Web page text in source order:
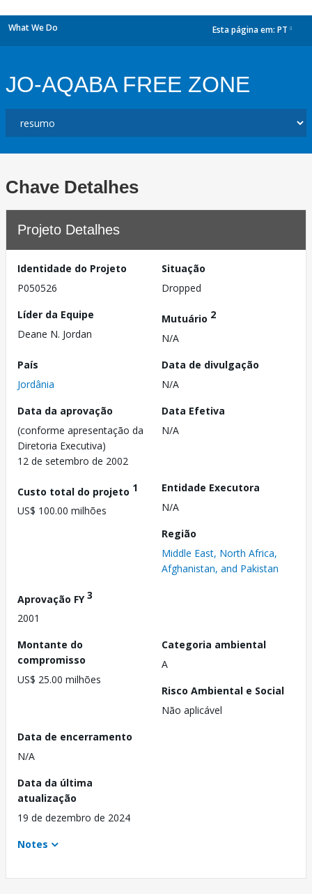
What We Do Esta página em: PT
JO-AQABA FREE ZONE
Chave Detalhes
Projeto Detalhes
Identidade do Projeto
P050526
Situação
Dropped
Líder da Equipe
Deane N. Jordan
Mutuário 2
N/A
País
Jordânia
Data de divulgação
N/A
Data da aprovação
(conforme apresentação da
Diretoria Executiva)
12 de setembro de 2002
Data Efetiva
N/A
Custo total do projeto 1
US$ 100.00 milhões
Entidade Executora
N/A
Região
Middle East, North Africa,
Afghanistan, and Pakistan
Aprovação FY3
2001
Montante do
compromisso
US$ 25.00 milhões
Categoria ambiental
A
Risco Ambiental e Social
Não aplicável
Data de encerramento
N/A
Data da última
atualização
19 de dezembro de 2024
Notes